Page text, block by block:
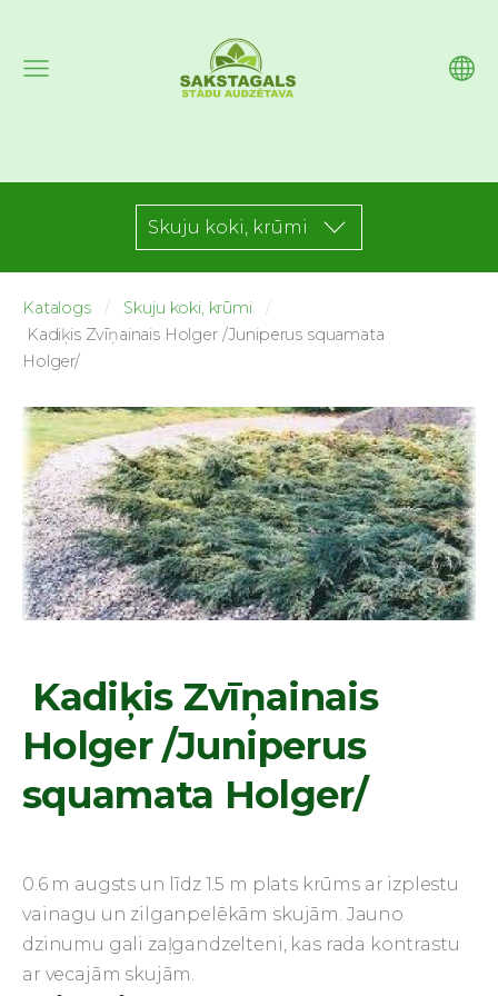
Skuju koki, krūmi
Katalogs
Skuju koki, krūmi
Kadiķis Zvīņainais Holger /Juniperus squamata
Holger/
Kadiķis Zvīņainais
Holger /Juniperus
squamata Holger/
0.6 m augsts un līdz 1.5 m plats krūms ar izplestu
vainagu un zilganpelēkām skujām. Jauno
dzinumu gali zaļgandzelteni, kas rada kontrastu
ar vecajām skujām.